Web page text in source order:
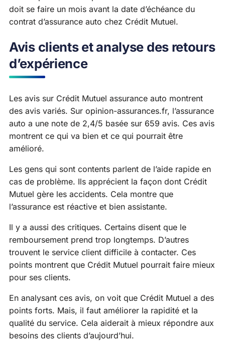
doit se faire un mois avant la date d’échéance du
contrat d’assurance auto chez Crédit Mutuel.
Avis clients et analyse des retours
d’expérience
Les avis sur Crédit Mutuel assurance auto montrent
des avis variés. Sur opinion-assurances.fr, l’assurance
auto a une note de 2,4/5 basée sur 659 avis. Ces avis
montrent ce qui va bien et ce qui pourrait être
amélioré.
Les gens qui sont contents parlent de l’aide rapide en
cas de problème. Ils apprécient la façon dont Crédit
Mutuel gère les accidents. Cela montre que
l’assurance est réactive et bien assistante.
Il y a aussi des critiques. Certains disent que le
remboursement prend trop longtemps. D’autres
trouvent le service client difficile à contacter. Ces
points montrent que Crédit Mutuel pourrait faire mieux
pour ses clients.
En analysant ces avis, on voit que Crédit Mutuel a des
points forts. Mais, il faut améliorer la rapidité et la
qualité du service. Cela aiderait à mieux répondre aux
besoins des clients d’aujourd’hui.